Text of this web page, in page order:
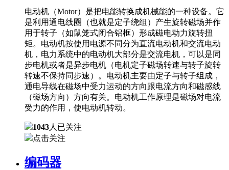
电动机（Motor）是把电能转换成机械能的一种设备。它
是利用通电线圈（也就是定子绕组）产生旋转磁场并作
用于转子（如鼠笼式闭合铝框）形成磁电动力旋转扭
矩。电动机按使用电源不同分为直流电动机和交流电动
机，电力系统中的电动机大部分是交流电机，可以是同
步电机或者是异步电机（电机定子磁场转速与转子旋转
转速不保持同步速）。电动机主要由定子与转子组成，
通电导线在磁场中受力运动的方向跟电流方向和磁感线
（磁场方向）方向有关。电动机工作原理是磁场对电流
受力的作用，使电动机转动。
1043人已关注
点击关注
编码器